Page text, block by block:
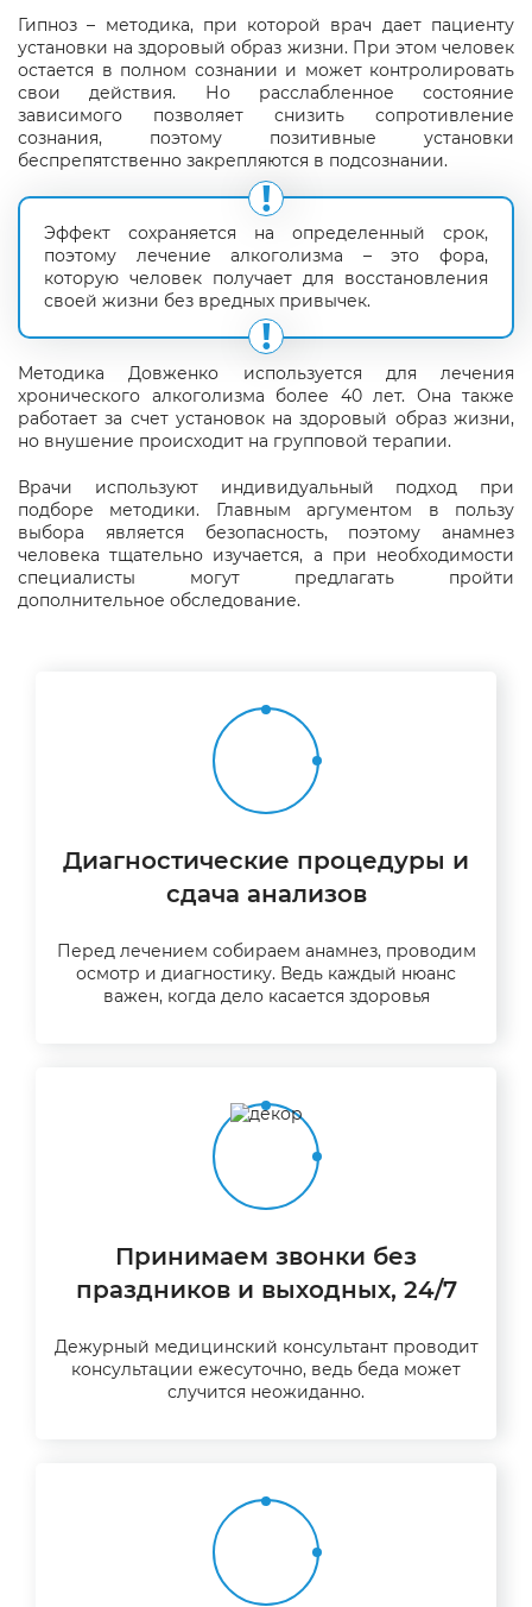
Гипноз – методика, при которой врач дает пациенту
установки на здоровый образ жизни. При этом человек
остается в полном сознании и может контролировать
свои действия. Но расслабленное состояние
зависимого позволяет снизить сопротивление
сознания, поэтому позитивные установки
беспрепятственно закрепляются в подсознании.
Эффект сохраняется на определенный срок,
поэтому лечение алкоголизма – это фора,
которую человек получает для восстановления
своей жизни без вредных привычек.
Методика Довженко используется для лечения
хронического алкоголизма более 40 лет. Она также
работает за счет установок на здоровый образ жизни,
но внушение происходит на групповой терапии.
Врачи используют индивидуальный подход при
подборе методики. Главным аргументом в пользу
выбора является безопасность, поэтому анамнез
человека тщательно изучается, а при необходимости
специалисты могут предлагать пройти
дополнительное обследование.
Диагностические процедуры и
сдача анализов
Перед лечением собираем анамнез, проводим
осмотр и диагностику. Ведь каждый нюанс
важен, когда дело касается здоровья
Принимаем звонки без
праздников и выходных, 24/7
Дежурный медицинский консультант проводит
консультации ежесуточно, ведь беда может
случится неожиданно.